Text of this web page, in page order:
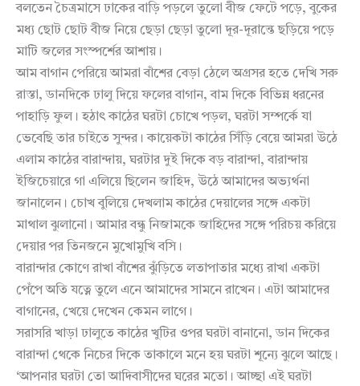
বলতেন চৈত্রমাসে ঢাকের বাড়ি পড়লে তুলো বীজ ফেটে পড়ে, বুকের
মধ্য ছোট ছোট বীজ নিয়ে ছেড়া ছেড়া তুলো দূর-দূরান্তে ছড়িয়ে পড়ে
মাটি জলের সংস্পর্শের আশায়।
আম বাগান পেরিয়ে আমরা বাঁশের বেড়া ঠেলে অগ্রসর হতে দেখি সরু
রাস্তা, ডানদিকে ঢালু দিয়ে ফলের বাগান, বাম দিকে বিভিন্ন ধরনের
পাহাড়ি ফুল। হঠাৎ কাঠের ঘরটা চোখে পড়ল, ঘরটা সম্পর্কে যা
ভেবেছি তার চাইতে সুন্দর। কায়েকটা কাঠের সিঁড়ি বেয়ে আমরা উঠে
এলাম কাঠের বারান্দায়, ঘরটার দুই দিকে বড় বারান্দা, বারান্দায়
ইজিচেয়ারে গা এলিয়ে ছিলেন জাহিদ, উঠে আমাদের অভ্যর্থনা
জানালেন। চোখ বুলিয়ে দেখলাম কাঠের দেয়ালের সঙ্গে একটা
মাথাল ঝুলানো। আমার বন্ধু নিজামকে জাহিদের সঙ্গে পরিচয় করিয়ে
দেয়ার পর তিনজনে মুখোমুখি বসি।
বারান্দার কোণে রাখা বাঁশের ঝুঁড়িতে লতাপাতার মধ্যে রাখা একটা
পেঁপে অতি যত্নে তুলে এনে আমাদের সামনে রাখেন। এটা আমাদের
বাগানের, খেয়ে দেখেন কেমন লাগে।
সরাসরি খাড়া ঢালুতে কাঠের খুটির ওপর ঘরটা বানানো, ডান দিকের
বারান্দা থেকে নিচের দিকে তাকালে মনে হয় ঘরটা শূন্যে ঝুলে আছে।
‘আপনার ঘরটা তো আদিবাসীদের ঘরের মতো। আচ্ছা এই ঘরটা